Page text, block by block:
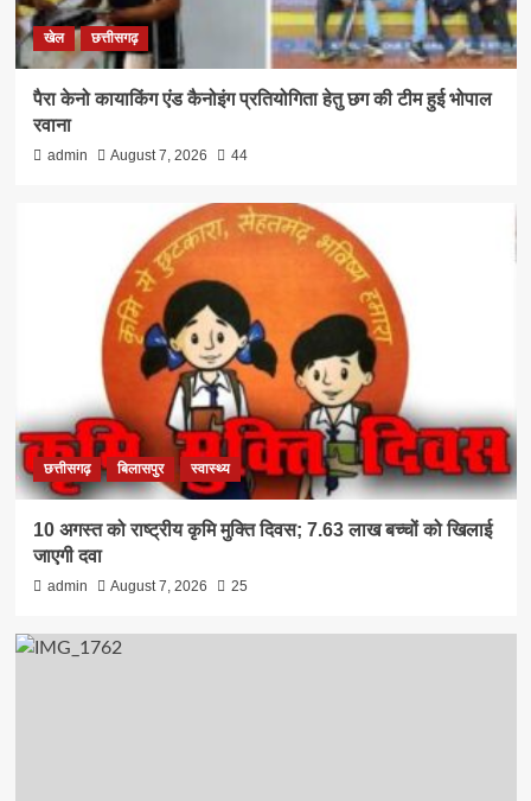
खेल छत्तीसगढ़
पैरा केनो कायाकिंग एंड कैनोइंग प्रतियोगिता हेतु छग की टीम हुई भोपाल
रवाना
admin August 7, 2026 44
छत्तीसगढ़ बिलासपुर स्वास्थ्य
10 अगस्त को राष्ट्रीय कृमि मुक्ति दिवस; 7.63 लाख बच्चों को खिलाई
जाएगी दवा
admin August 7, 2026 25